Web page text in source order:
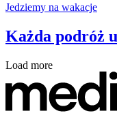
Jedziemy na wakacje
Każda podróż
Load more